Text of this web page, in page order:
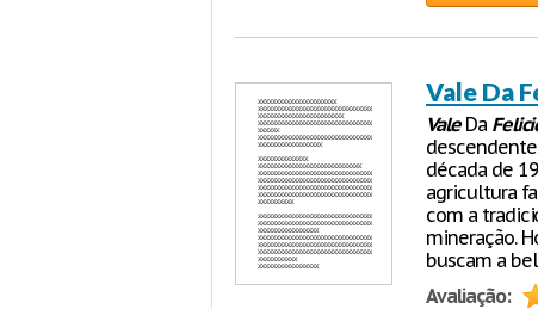
Vale Da
ValeDa
década de
agricultura
com a
mineração.
buscam a
Avaliação: